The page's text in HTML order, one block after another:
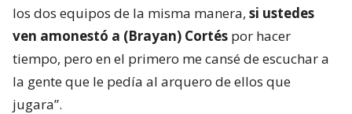
los dos equipos de la misma manera, si ustedes
ven amonestó a (Brayan) Cortés por hacer
tiempo, pero en el primero me cansé de escuchar a
la gente que le pedía al arquero de ellos que
jugara”.